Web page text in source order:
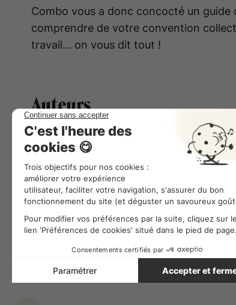
Combo vous a donc concocté un
comprendre de votre convention
travail... on vous dit tout !
Auteurs
Aminata Kantao
+10 000 équipes utilisent Combo au